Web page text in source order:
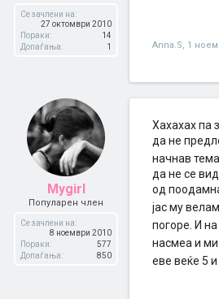
Се зачлени на:
27 октомври 2010
Пораки:
14
Допаѓања:
1 Anna.S, 1
Mygirl
Популарен член
Се зачлени на:
8 ноември 2010
Пораки:
577
Допаѓања:
850
Хахахах па
да не
начнав
да не се
од
јас му
погоре. И
насмеа и
еве веќе 5